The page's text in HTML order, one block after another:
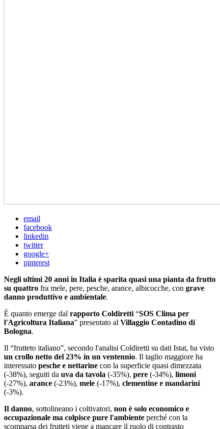
email
facebook
linkedin
twitter
google+
pinterest
Negli ultimi 20 anni in Italia è sparita quasi una pianta da frutto
su quattro fra mele, pere, pesche, arance, albicocche, con grave
danno produttivo e ambientale.
È quanto emerge dal rapporto Coldiretti “SOS Clima per
l'Agricoltura Italiana” presentato al Villaggio Contadino di
Bologna.
Il “frutteto italiano”, secondo l'analisi Coldiretti su dati Istat, ha visto
un crollo netto del 23% in un ventennio. Il taglio maggiore ha
interessato pesche e nettarine con la superficie quasi dimezzata
(-38%), seguiti da uva da tavola (-35%), pere (-34%), limoni
(-27%), arance (-23%), mele (-17%), clementine e mandarini
(-3%).
Il danno, sottolineano i coltivatori, non è solo economico e
occupazionale ma colpisce pure l'ambiente perché con la
scomparsa dei frutteti viene a mancare il ruolo di contrasto